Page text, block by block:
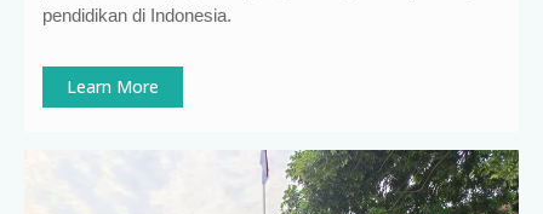
pendidikan di Indonesia.
Learn More